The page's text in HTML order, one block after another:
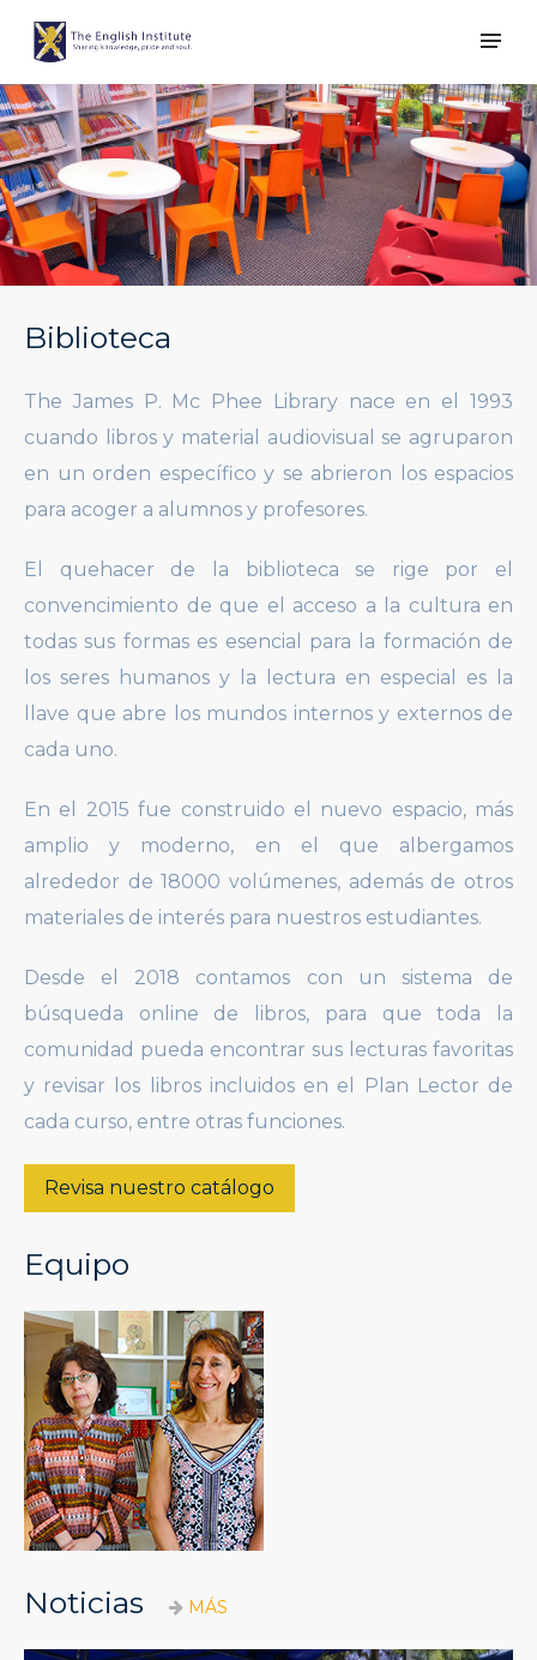
Biblioteca
The James P. Mc Phee Library nace en el 1993
cuando libros y material audiovisual se agruparon
en un orden específico y se abrieron los espacios
para acoger a alumnos y profesores.
El quehacer de la biblioteca se rige por el
convencimiento de que el acceso a la cultura en
todas sus formas es esencial para la formación de
los seres humanos y la lectura en especial es la
llave que abre los mundos internos y externos de
cada uno.
En el 2015 fue construido el nuevo espacio, más
amplio y moderno, en el que albergamos
alrededor de 18000 volúmenes, además de otros
materiales de interés para nuestros estudiantes.
Desde el 2018 contamos con un sistema de
búsqueda online de libros, para que toda la
comunidad pueda encontrar sus lecturas favoritas
y revisar los libros incluidos en el Plan Lector de
cada curso, entre otras funciones.
Revisa nuestro catálogo
Equipo
Noticias MÁS